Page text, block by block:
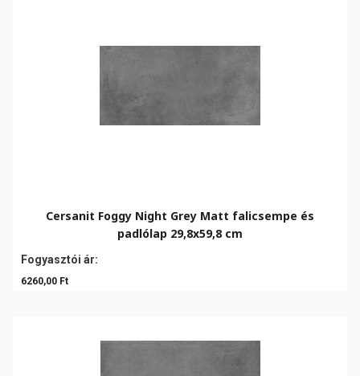
Cersanit Foggy Night Grey Matt falicsempe és
padlólap 29,8x59,8 cm
Fogyasztói ár:
6260,00 Ft